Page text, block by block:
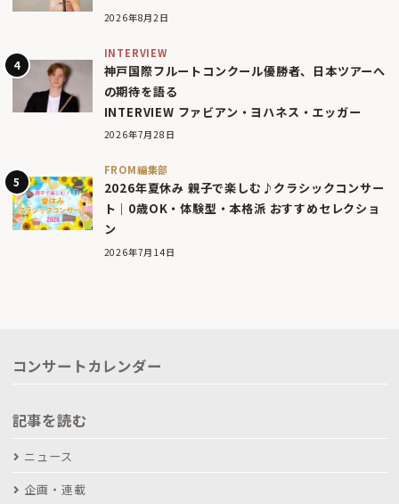
2026年8月2日
INTERVIEW
神戸国際フルートコンクール優勝者、日本ツアーへ
の期待を語る
INTERVIEW ファビアン・ヨハネス・エッガー
2026年7月28日
FROM編集部
2026年夏休み 親子で楽しむ♪クラシックコンサー
ト｜0歳OK・体験型・本格派 おすすめセレクショ
ン
2026年7月14日
コンサートカレンダー
記事を読む
ニュース
企画・連載